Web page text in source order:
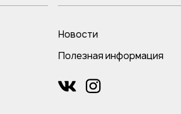
Новости
Полезная информация